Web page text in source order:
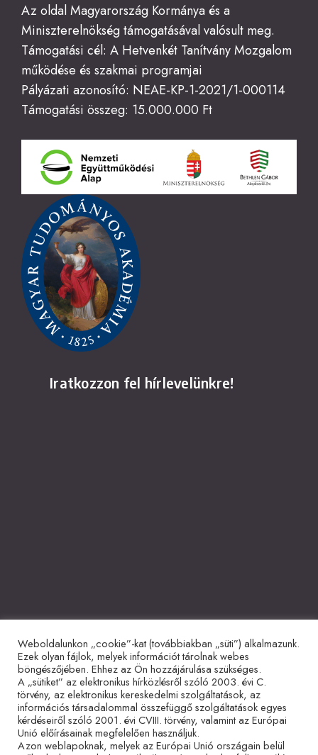
Az oldal Magyarország Kormánya és a
Miniszterelnökség támogatásával valósult meg.
Támogatási cél: A Hetvenkét Tanítvány Mozgalom
működése és szakmai programjai
Pályázati azonosító: NEAE-KP-1-2021/1-000114
Támogatási összeg: 15.000.000 Ft
Iratkozzon fel hírlevelünkre!
Együttműködő partnerek
Weboldalunkon „cookie”-kat (továbbiakban „süti”) alkalmazunk.
Ezek olyan fájlok, melyek információt tárolnak webes
böngészőjében. Ehhez az Ön hozzájárulása szükséges.
A „sütiket” az elektronikus hírközlésről szóló 2003. évi C.
törvény, az elektronikus kereskedelmi szolgáltatások, az
információs társadalommal összefüggő szolgáltatások egyes
kérdéseiről szóló 2001. évi CVIII. törvény, valamint az Európai
Unió előírásainak megfelelően használjuk.
Azon weblapoknak, melyek az Európai Unió országain belül